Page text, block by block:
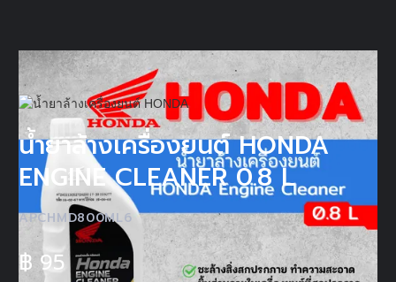
น้ำยาล้างเครื่องยนต์ HONDA
ENGINE CLEANER 0.8 L
APCHMD800ML6
฿ 95